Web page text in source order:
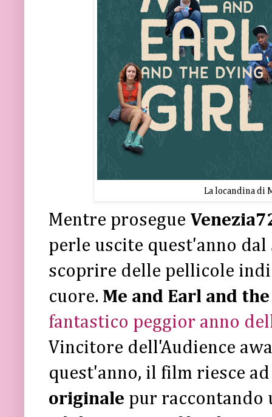
La locandina di
Mentre prosegue
perle uscite quest'anno dal
scoprire delle pellicole
cuore. Me and Earl and
fantastico peggior anno
Vincitore dell'Audience
quest'anno, il film riesce
originale pur raccontando